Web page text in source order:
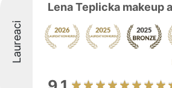
Laureaci
Lena Teplicka makeup